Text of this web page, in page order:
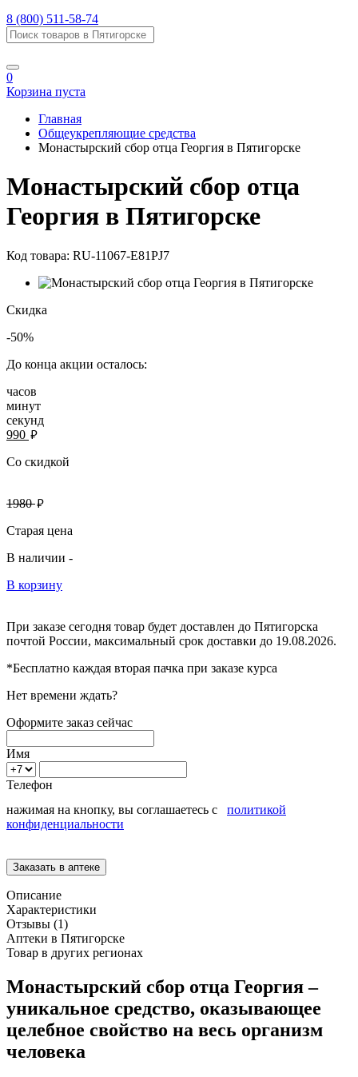
8 (800) 511-58-74
0
Корзина пуста
Главная
Общеукрепляющие средства
Монастырский сбор отца Георгия в Пятигорске
Монастырский сбор отца
Георгия в Пятигорске
Код товара: RU-11067-E81PJ7
Скидка
-50%
До конца акции осталось:
часов
минут
секунд
990 руб.
Со скидкой
1980руб.
Старая цена
В наличии -
В корзину
При заказе сегодня товар будет доставлен до Пятигорска
почтой России, максимальный срок доставки до 19.08.2026.
*Бесплатно каждая вторая пачка при заказе курса
Нет времени ждать?
Оформите заказ сейчас
Имя
Телефон
нажимая на кнопку, вы соглашаетесь с политикой
конфиденциальности
Описание
Характеристики
Отзывы (1)
Аптеки в Пятигорске
Товар в других регионах
Монастырский сбор отца Георгия –
уникальное средство, оказывающее
целебное свойство на весь организм
человека